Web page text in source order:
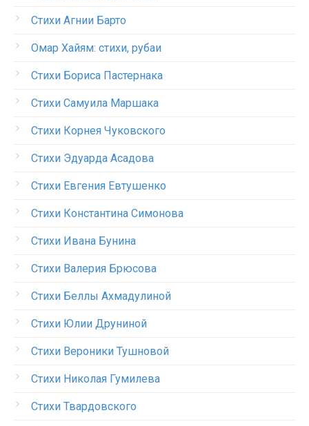
Стихи Агнии Барто
Омар Хайям: стихи, рубаи
Стихи Бориса Пастернака
Стихи Самуила Маршака
Стихи Корнея Чуковского
Стихи Эдуарда Асадова
Стихи Евгения Евтушенко
Стихи Константина Симонова
Стихи Ивана Бунина
Стихи Валерия Брюсова
Стихи Беллы Ахмадулиной
Стихи Юлии Друниной
Стихи Вероники Тушновой
Стихи Николая Гумилева
Стихи Твардовского